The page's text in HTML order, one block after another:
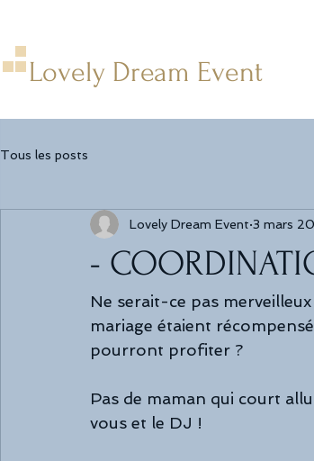
Lovely Dream Event
Tous les posts
-
Lovely Dream Event 3 mars
Ne serait-ce pas
mariage étaient
pourront profiter ?
Pas de maman qui court
vous et le DJ !